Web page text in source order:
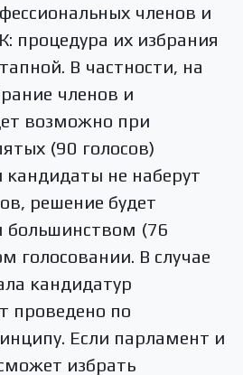
членов и
процедура их избрания
В частности, на
членов и
возможно при
(90 голосов)
кандидаты не наберут
решение будет
большинством (76
голосовании. В случае
кандидатур
проведено по
Если парламент и
избрать